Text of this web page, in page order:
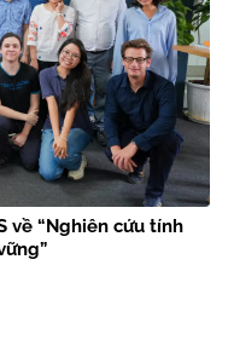
về “Nghiên cứu tính